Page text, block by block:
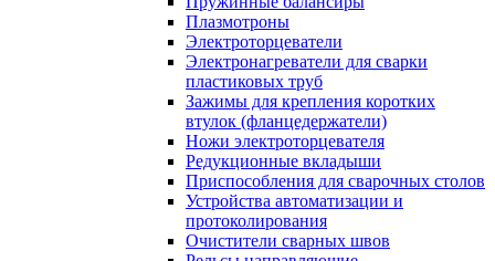
Плазмотроны
Электроторцеватели
Электронагреватели для сварки
пластиковых труб
Зажимы для крепления коротких
втулок (фланцедержатели)
Ножи электроторцевателя
Редукционные вкладыши
Приспособления для сварочных столов
Устройства автоматизации и
протоколирования
Очистители сварных швов